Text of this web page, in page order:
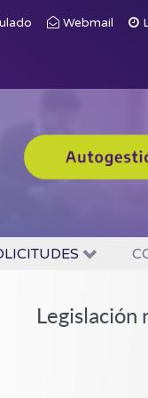
Webmail
Legislación